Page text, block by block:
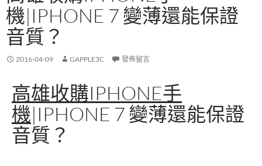
機|IPHONE 7 變薄還能保證
音質？
2016-04-09 GAPPLE3C 發佈留言
高雄收購IPHONE手
機|IPHONE 7 變薄還能保證
音質？